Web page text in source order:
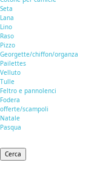
Seta
Lana
Lino
Raso
Pizzo
Georgette/chiffon/organza
Pailettes
Velluto
Tulle
Feltro e pannolenci
Fodera
offerte/scampoli
Natale
Pasqua
Cerca